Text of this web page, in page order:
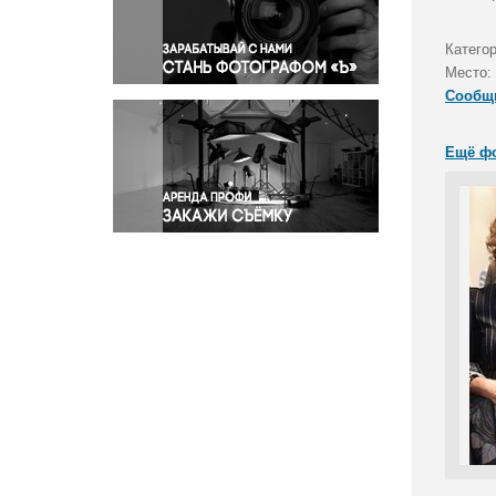
Правосудие
Происшествия и конфликты
Религия
Светская жизнь
Спорт
Экология
Экономика и бизнес
Место:
Ещё